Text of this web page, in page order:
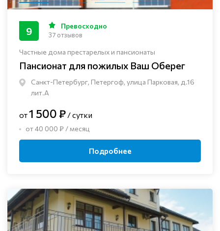
Частные дома престарелых и пансионаты
Пансионат для пожилых Ваш Оберег
Санкт-Петербург, Петергоф, улица Парковая, д.16
лит.А
9 Превосходно
37 отзывов
от1 500 ₽ / сутки
от 40 000 ₽ / месяц
Подробнее